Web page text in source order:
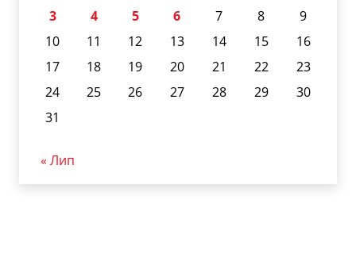
3
4 5 6 7 8
9
10
11 12 13 14 15
16
17
18 19 20 21 22
23
24
25 26 27 28 29
30
31
« Лип